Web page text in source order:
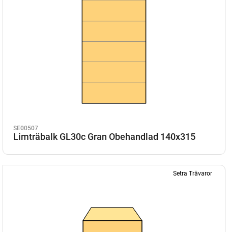
SE00507
Limträbalk GL30c Gran Obehandlad 140x315
Setra Trävaror